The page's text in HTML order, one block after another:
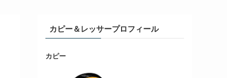
カピー＆レッサープロフィール
カピー